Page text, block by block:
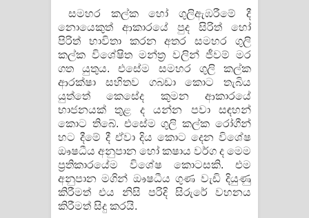
සමහර කල්ක හෝ ගුලිඇඹරීමේ දී
නොයෙකුත් ආකාරයේ පුද සිරිත් හෝ
පිරිත් භාවිතා කරන අතර සමහර ගුලි
කල්ක විශේෂිත මන්ත්‍ර වලින් ජීවම් මර
ගත යුතුය. එසේම සමහර ගුලි කල්ක
ආරක්ෂා සහිතව ගබඩා කොට තැබිය
යුත්තේ කෙසේද කුමන ආකාරයේ
භාජනයක් තුළ ද යන්න පවා සඳහන්
කොට තිබේ. එසේම ගුලි කල්ක රෝගීන්
හට දීමේ දී ඒවා දිය කොට දෙන විශේෂ
ඖෂධීය අනුපාන හෝ කෂාය වර්ග ද මෙම
ප්‍රතිකාරයේම විශේෂ කොටසකි. එම
අනුපාන මගින් ඖෂධීය ගුණ වැඩි දියුණු
කිරීමත් එය නිසි පරිදි සිරුරේ වහනය
කිරීමත් සිදු කරයි.